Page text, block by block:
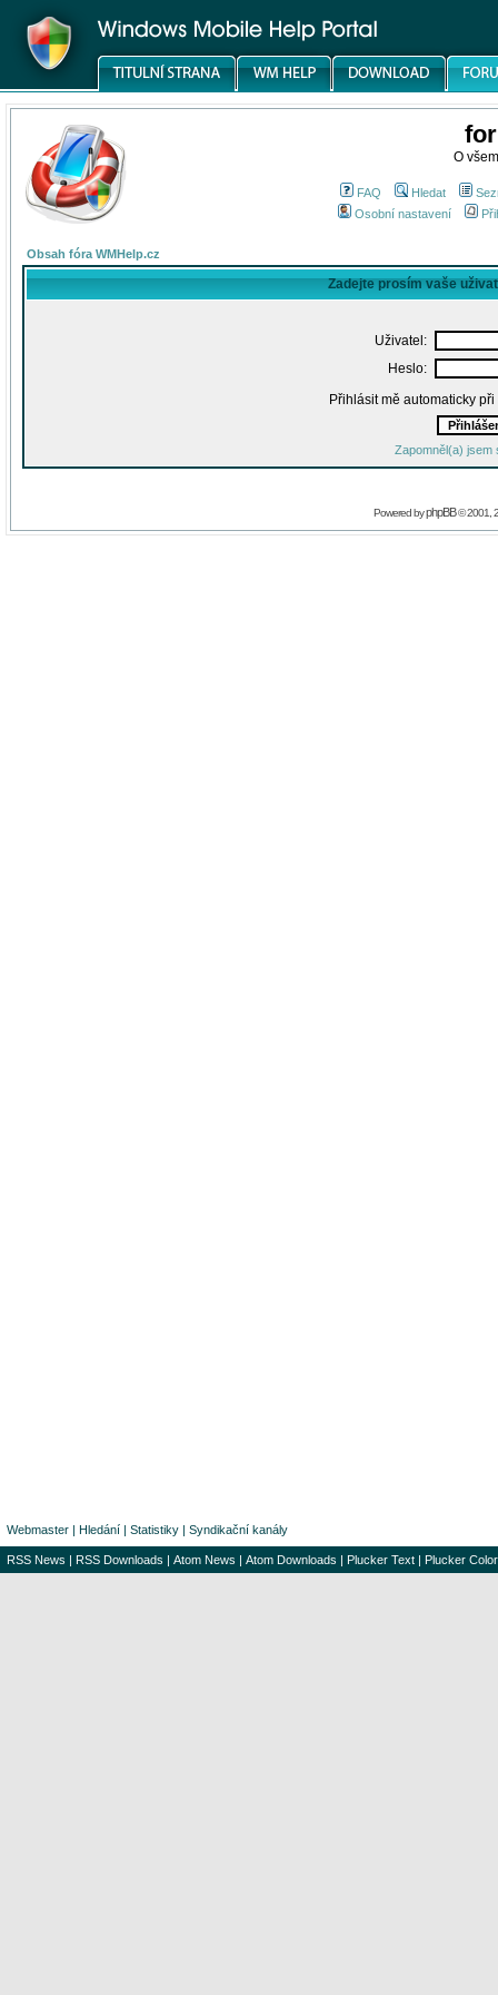
O
FAQ Hledat
Osobní nastavení
Obsah fóra WMHelp.cz
Zadejte prosím vaše
Uživatel:
Heslo:
Přihlásit mě automaticky
Zapomněl(a) jsem
Powered byphpBB© 2001,
Webmaster | Hledání | Statistiky | Syndikační kanály
RSS News | RSS Downloads | Atom News | Atom Downloads | Plucker Text | Plucker Color